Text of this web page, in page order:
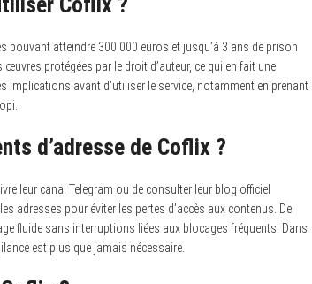
pouvant atteindre 300 000 euros et jusqu’à 3 ans de prison
protégées par le droit d’auteur, ce qui en fait une
implications avant d’utiliser le service, notamment en prenant
d’adresse de Coflix ?
leur canal Telegram ou de consulter leur blog officiel
adresses pour éviter les pertes d’accès aux contenus. De
fluide sans interruptions liées aux blocages fréquents. Dans
est plus que jamais nécessaire.